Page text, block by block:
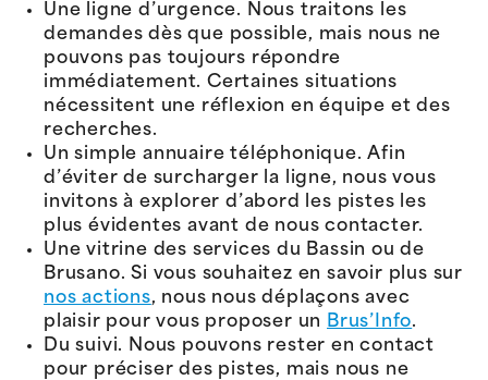
Une ligne d’urgence. Nous traitons les
demandes dès que possible, mais nous ne
pouvons pas toujours répondre
immédiatement. Certaines situations
nécessitent une réflexion en équipe et des
recherches.
Un simple annuaire téléphonique. Afin
d’éviter de surcharger la ligne, nous vous
invitons à explorer d’abord les pistes les
plus évidentes avant de nous contacter.
Une vitrine des services du Bassin ou de
Brusano. Si vous souhaitez en savoir plus sur
nos actions, nous nous déplaçons avec
plaisir pour vous proposer un
Brus’Info.
Du suivi. Nous pouvons rester en contact
pour préciser des pistes, mais nous ne